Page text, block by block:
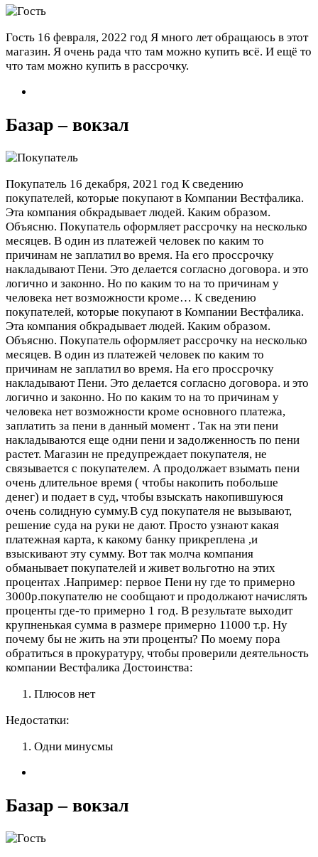
Гость 16 февраля, 2022 год Я много лет обращаюсь в этот
магазин. Я очень рада что там можно купить всё. И ещё то
что там можно купить в рассрочку.
Базар – вокзал
Покупатель 16 декабря, 2021 год К сведению
покупателей, которые покупают в Компании Вестфалика.
Эта компания обкрадывает людей. Каким образом.
Объясню. Покупатель оформляет рассрочку на несколько
месяцев. В один из платежей человек по каким то
причинам не заплатил во время. На его проссрочку
накладывают Пени. Это делается согласно договора. и это
логично и законно. Но по каким то на то причинам у
человека нет возможности кроме… К сведению
покупателей, которые покупают в Компании Вестфалика.
Эта компания обкрадывает людей. Каким образом.
Объясню. Покупатель оформляет рассрочку на несколько
месяцев. В один из платежей человек по каким то
причинам не заплатил во время. На его проссрочку
накладывают Пени. Это делается согласно договора. и это
логично и законно. Но по каким то на то причинам у
человека нет возможности кроме основного платежа,
заплатить за пени в данный момент . Так на эти пени
накладываются еще одни пени и задолженность по пени
растет. Магазин не предупреждает покупателя, не
связывается с покупателем. А продолжает взымать пени
очень длительное время ( чтобы накопить побольше
денег) и подает в суд, чтобы взыскать накопившуюся
очень солидную сумму.В суд покупателя не вызывают,
решение суда на руки не дают. Просто узнают какая
платежная карта, к какому банку прикреплена ,и
взыскивают эту сумму. Вот так молча компания
обманывает покупателей и живет вольготно на этих
процентах .Например: первое Пени ну где то примерно
3000р.покупателю не сообщают и продолжают начислять
проценты где-то примерно 1 год. В результате выходит
крупненькая сумма в размере примерно 11000 т.р. Ну
почему бы не жить на эти проценты? По моему пора
обратиться в прокуратуру, чтобы проверили деятельность
компании Вестфалика Достоинства:
Плюсов нет
Недостатки:
Одни минусмы
Базар – вокзал